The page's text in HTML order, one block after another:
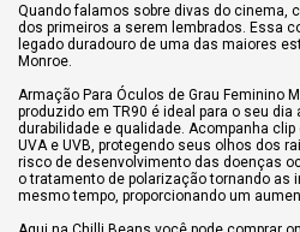
Quando falamos sobre divas do cinema,
dos primeiros a serem lembrados. Essa
legado duradouro de uma das maiores
Monroe.
Armação Para Óculos de Grau Feminino
produzido em TR90 é ideal para o seu
durabilidade e qualidade. Acompanha
UVA e UVB, protegendo seus olhos dos
risco de desenvolvimento das doenças
o tratamento de polarização tornando as
mesmo tempo, proporcionando um